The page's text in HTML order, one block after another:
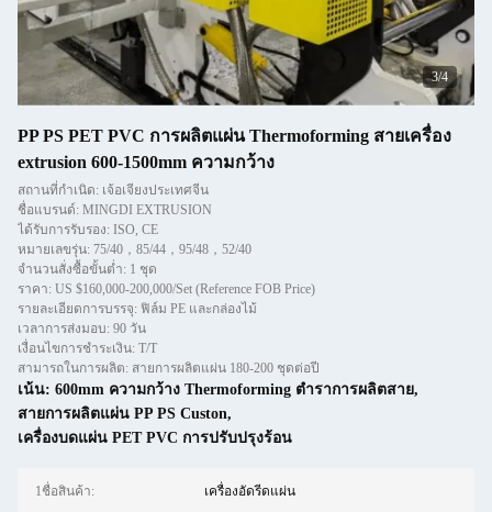
3/4
PP PS PET PVC การผลิตแผ่น Thermoforming สายเครื่อง
extrusion 600-1500mm ความกว้าง
สถานที่กำเนิด: เจ้อเจียงประเทศจีน
ชื่อแบรนด์: MINGDI EXTRUSION
ได้รับการรับรอง: ISO, CE
หมายเลขรุ่น: 75/40，85/44，95/48，52/40
จำนวนสั่งซื้อขั้นต่ำ: 1 ชุด
ราคา: US $160,000-200,000/Set (Reference FOB Price)
รายละเอียดการบรรจุ: ฟิล์ม PE และกล่องไม้
เวลาการส่งมอบ: 90 วัน
เงื่อนไขการชำระเงิน: T/T
สามารถในการผลิต: สายการผลิตแผ่น 180-200 ชุดต่อปี
เน้น: 600mm ความกว้าง Thermoforming ตําราการผลิตสาย,
สายการผลิตแผ่น PP PS Custon,
เครื่องบดแผ่น PET PVC การปรับปรุงร้อน
1ชื่อสินค้า: เครื่องอัดรีดแผ่น